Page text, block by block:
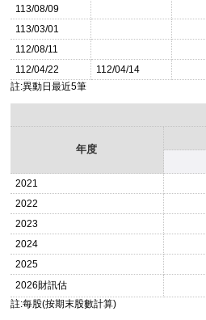
113/08/09
113/03/01
112/08/11
112/04/22
112/04/14
註:異動日最近5筆
年度
2021
2022
2023
2024
2025
2026財訊估
註:每股(按期末股數計算)